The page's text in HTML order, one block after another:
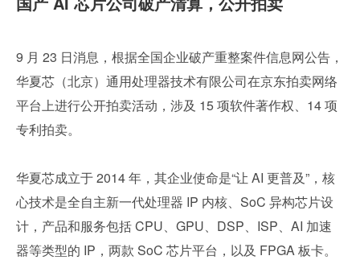
9 月 23 日消息，根据全国企业破产重整案件信息网公告，
华夏芯（北京）通用处理器技术有限公司在京东拍卖网络
平台上进行公开拍卖活动，涉及 15 项软件著作权、14 项
专利拍卖。
华夏芯成立于 2014 年，其企业使命是“让 AI 更普及”，核
心技术是全自主新一代处理器 IP 内核、SoC 异构芯片设
计，产品和服务包括 CPU、GPU、DSP、ISP、AI 加速
器等类型的 IP，两款 SoC 芯片平台，以及 FPGA 板卡。